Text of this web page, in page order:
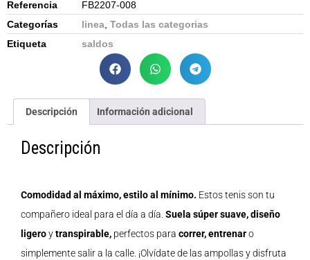
Referencia
FB2207-008
Categorías
linea Todas las categorias
Etiqueta
saldos
Descripción Información adicional
Descripción
Comodidad al máximo, estilo al mínimo. Estos tenis son tu
compañero ideal para el día a día. Suela súper suave,diseño
ligeroytranspirable, perfectos para correr,entrenaro
simplemente salir a la calle. ¡Olvídate de las ampollas y disfruta